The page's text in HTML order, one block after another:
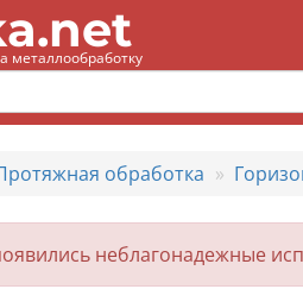
металлообработку
обработка
неблагонадежные